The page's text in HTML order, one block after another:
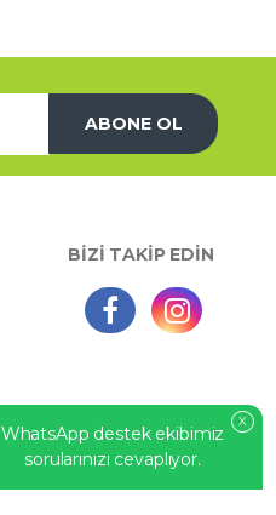
ABONE OL
BİZİ TAKİP EDİN
X
WhatsApp destek ekibimiz
sorularınızı cevaplıyor.